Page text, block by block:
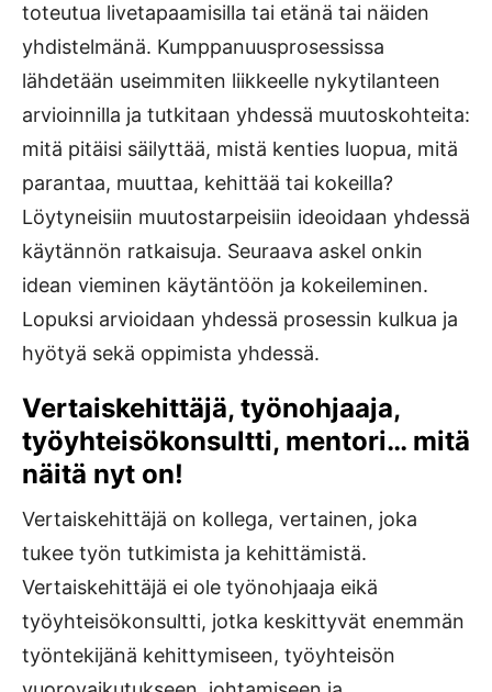
toteutua livetapaamisilla tai etänä tai näiden
yhdistelmänä. Kumppanuusprosessissa
lähdetään useimmiten liikkeelle nykytilanteen
arvioinnilla ja tutkitaan yhdessä muutoskohteita:
mitä pitäisi säilyttää, mistä kenties luopua, mitä
parantaa, muuttaa, kehittää tai kokeilla?
Löytyneisiin muutostarpeisiin ideoidaan yhdessä
käytännön ratkaisuja. Seuraava askel onkin
idean vieminen käytäntöön ja kokeileminen.
Lopuksi arvioidaan yhdessä prosessin kulkua ja
hyötyä sekä oppimista yhdessä.
Vertaiskehittäjä, työnohjaaja,
työyhteisökonsultti, mentori… mitä
näitä nyt on!
Vertaiskehittäjä on kollega, vertainen, joka
tukee työn tutkimista ja kehittämistä.
Vertaiskehittäjä ei ole työnohjaaja eikä
työyhteisökonsultti, jotka keskittyvät enemmän
työntekijänä kehittymiseen, työyhteisön